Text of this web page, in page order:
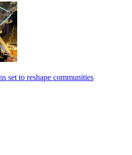
set to reshape communities